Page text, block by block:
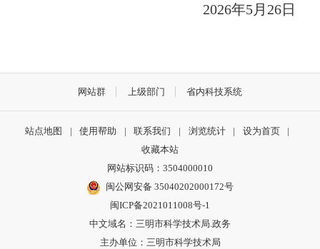
2026年5月26日
网站群 上级部门 省内科技系统
站点地图 | 使用帮助 | 联系我们 | 浏览统计 | 设为首页
|
收藏本站
网站标识码：3504000010
闽公网安备 35040202000172号
闽ICP备2021011008号-1
中文域名：三明市科学技术局.政务
主办单位：三明市科学技术局